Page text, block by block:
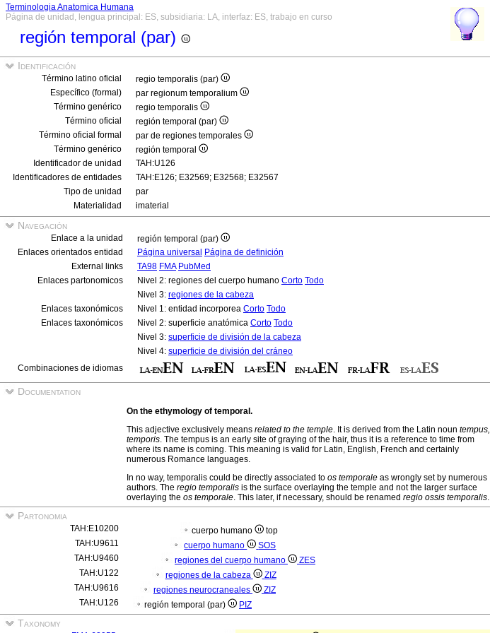
Terminologia Anatomica Humana
Página de unidad, lengua principal: ES, subsidiaria: LA, interfaz: ES, trabajo en curso
región temporal (par)
Identificación
Término latino oficial
regio temporalis (par)
Específico (formal)
par regionum temporalium
Término genérico
regio temporalis
Término oficial
región temporal (par)
Término oficial formal
par de regiones temporales
Término genérico
región temporal
Identificador de unidad
TAH:U126
Identificadores de entidades
TAH:E126; E32569; E32568; E32567
Tipo de unidad
par
Materialidad
imaterial
Navegación
Enlace a la unidad
región temporal (par)
Enlaces orientados entidad
Página universal Página de definición
External links
TA98 FMA PubMed
Enlaces partonomicos
Nivel 2: regiones del cuerpo humano Corto Todo
Nivel 3: regiones de la cabeza
Enlaces taxonómicos
Nivel 1: entidad incorporea Corto Todo
Enlaces taxonómicos
Nivel 2: superficie anatómica Corto Todo
Nivel 3: superficie de división de la cabeza
Nivel 4: superficie de división del cráneo
Combinaciones de idiomas
Documentation
On the ethymology of temporal.
This adjective exclusively means related to the temple. It is derived from the Latin noun tempus,
temporis. The tempus is an early site of graying of the hair, thus it is a reference to time from
where its name is coming. This meaning is valid for Latin, English, French and certainly
numerous Romance languages.
In no way, temporalis could be directly associated to os temporale as wrongly set by numerous
authors. The regio temporalis is the surface overlaying the temple and not the larger surface
overlaying the os temporale. This later, if necessary, should be renamed regio ossis temporalis.
Partonomia
TAH:E10200 cuerpo humano
top
TAH:U9611
cuerpo humano
SOS
TAH:U9460
regiones del cuerpo humano
ZES
TAH:U122
regiones de la cabeza
ZIZ
TAH:U9616
regiones neurocraneales
ZIZ
TAH:U126
región temporal (par) PIZ
Taxonomy